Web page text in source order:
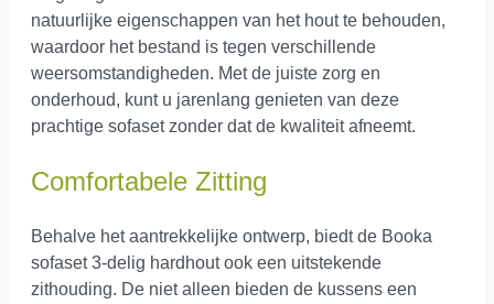
natuurlijke eigenschappen van het hout te behouden,
waardoor het bestand is tegen verschillende
weersomstandigheden. Met de juiste zorg en
onderhoud, kunt u jarenlang genieten van deze
prachtige sofaset zonder dat de kwaliteit afneemt.
Comfortabele Zitting
Behalve het aantrekkelijke ontwerp, biedt de Booka
sofaset 3-delig hardhout ook een uitstekende
zithouding. De niet alleen bieden de kussens een